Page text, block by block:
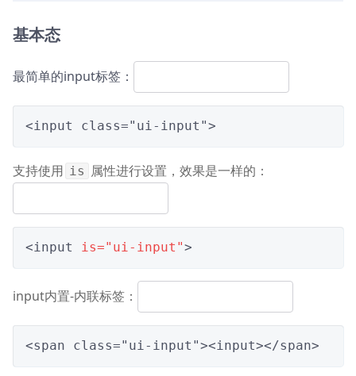
基本态
最简单的input标签：
<input class="ui-input">
支持使用 is 属性进行设置，效果是一样的：
<input is="ui-input">
input内置-内联标签：
<span class="ui-input"><input></span>